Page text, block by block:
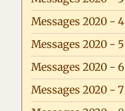
Messages 2020 - 4
Messages 2020 - 5
Messages 2020 - 6
Messages 2020 - 7